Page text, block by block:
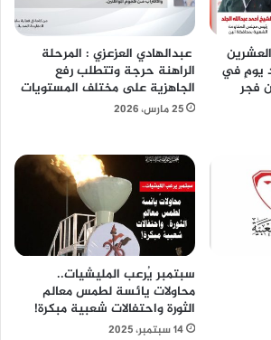
مجرد يومٍ في
فجر
عبدالهادي العزعزي : المرحلة
الراهنة حرجة وتتطلب رفع
الجاهزية على مختلف المستويات
25 مارس، 2026
سبتمبر يُرعب المليشيات..
محاولات يائسة لطمس معالم
الثورة واحتفالات شعبية مبكرة!
14 سبتمبر، 2025